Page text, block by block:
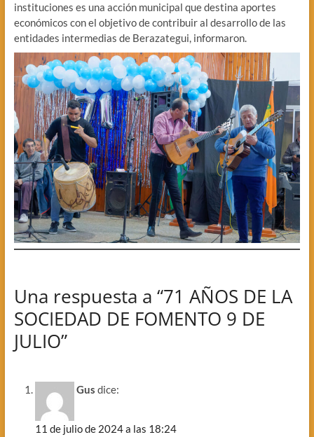
instituciones es una acción municipal que destina aportes
económicos con el objetivo de contribuir al desarrollo de las
entidades intermedias de Berazategui, informaron.
Una respuesta a “71 AÑOS DE LA
SOCIEDAD DE FOMENTO 9 DE
JULIO”
Gus dice:
11 de julio de 2024 a las 18:24